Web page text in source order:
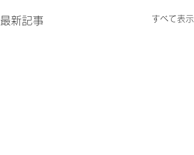
最新記事 すべて表示